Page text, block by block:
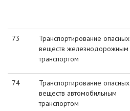
73
Транспортирование опасных
веществ железнодорожным
транспортом
74
Транспортирование опасных
веществ автомобильным
транспортом